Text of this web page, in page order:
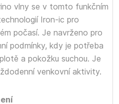
vlny se v tomto funkčním
Iron-ic pro
počasí. Je navrženo pro
podmínky, kdy je potřeba
a pokožku suchou. Je
venkovní aktivity.